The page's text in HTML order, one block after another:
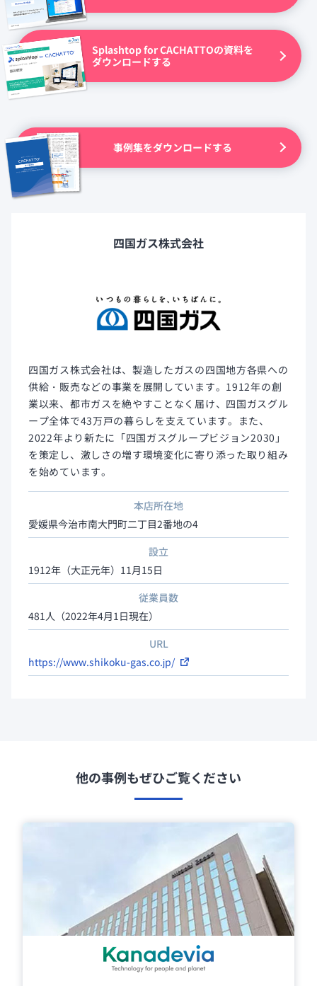
Splashtop for CACHATTOの資料を
ダウンロードする
事例集をダウンロードする
四国ガス株式会社
四国ガス株式会社は、製造したガスの四国地方各県への
供給・販売などの事業を展開しています。1912年の創
業以来、都市ガスを絶やすことなく届け、四国ガスグル
ープ全体で43万戸の暮らしを支えています。また、
2022年より新たに「四国ガスグループビジョン2030」
を策定し、激しさの増す環境変化に寄り添った取り組み
を始めています。
本店所在地
愛媛県今治市南大門町二丁目2番地の4
設立
1912年（大正元年）11月15日
従業員数
481人（2022年4月1日現在）
URL
https://www.shikoku-gas.co.jp/
他の事例もぜひご覧ください